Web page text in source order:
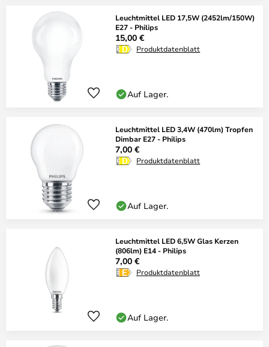
Leuchtmittel LED 17,5W (2452lm/150W)
E27 - Philips
15,00 €
Produktdatenblatt
Auf Lager.
Leuchtmittel LED 3,4W (470lm) Tropfen
Dimbar E27 - Philips
7,00 €
Produktdatenblatt
Auf Lager.
Leuchtmittel LED 6,5W Glas Kerzen
(806lm) E14 - Philips
7,00 €
Produktdatenblatt
Auf Lager.